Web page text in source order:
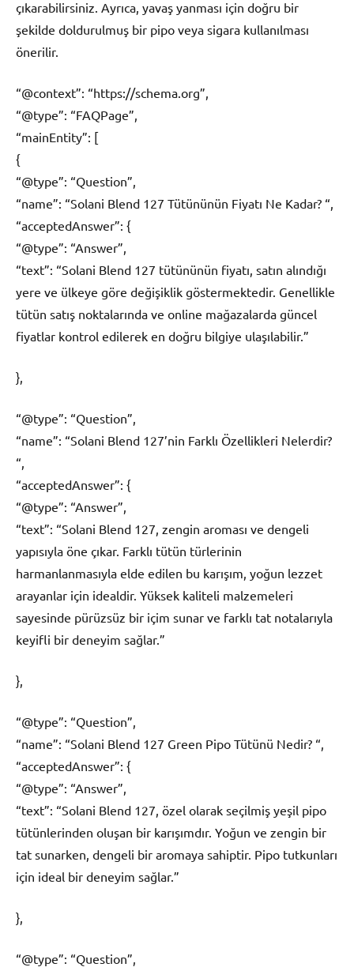
çıkarabilirsiniz. Ayrıca, yavaş yanması için doğru bir
şekilde doldurulmuş bir pipo veya sigara kullanılması
önerilir.
“@context”: “https://schema.org”,
“@type”: “FAQPage”,
“mainEntity”: [
{
“@type”: “Question”,
“name”: “Solani Blend 127 Tütününün Fiyatı Ne Kadar? “,
“acceptedAnswer”: {
“@type”: “Answer”,
“text”: “Solani Blend 127 tütününün fiyatı, satın alındığı
yere ve ülkeye göre değişiklik göstermektedir. Genellikle
tütün satış noktalarında ve online mağazalarda güncel
fiyatlar kontrol edilerek en doğru bilgiye ulaşılabilir.”
},
“@type”: “Question”,
“name”: “Solani Blend 127’nin Farklı Özellikleri Nelerdir?
“,
“acceptedAnswer”: {
“@type”: “Answer”,
“text”: “Solani Blend 127, zengin aroması ve dengeli
yapısıyla öne çıkar. Farklı tütün türlerinin
harmanlanmasıyla elde edilen bu karışım, yoğun lezzet
arayanlar için idealdir. Yüksek kaliteli malzemeleri
sayesinde pürüzsüz bir içim sunar ve farklı tat notalarıyla
keyifli bir deneyim sağlar.”
},
“@type”: “Question”,
“name”: “Solani Blend 127 Green Pipo Tütünü Nedir? “,
“acceptedAnswer”: {
“@type”: “Answer”,
“text”: “Solani Blend 127, özel olarak seçilmiş yeşil pipo
tütünlerinden oluşan bir karışımdır. Yoğun ve zengin bir
tat sunarken, dengeli bir aromaya sahiptir. Pipo tutkunları
için ideal bir deneyim sağlar.”
},
“@type”: “Question”,